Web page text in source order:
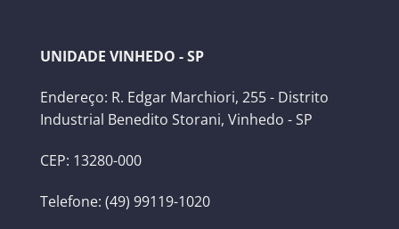
UNIDADE VINHEDO - SP
Endereço: R. Edgar Marchiori, 255 - Distrito
Industrial Benedito Storani, Vinhedo - SP
CEP: 13280-000
Telefone: (49) 99119-1020